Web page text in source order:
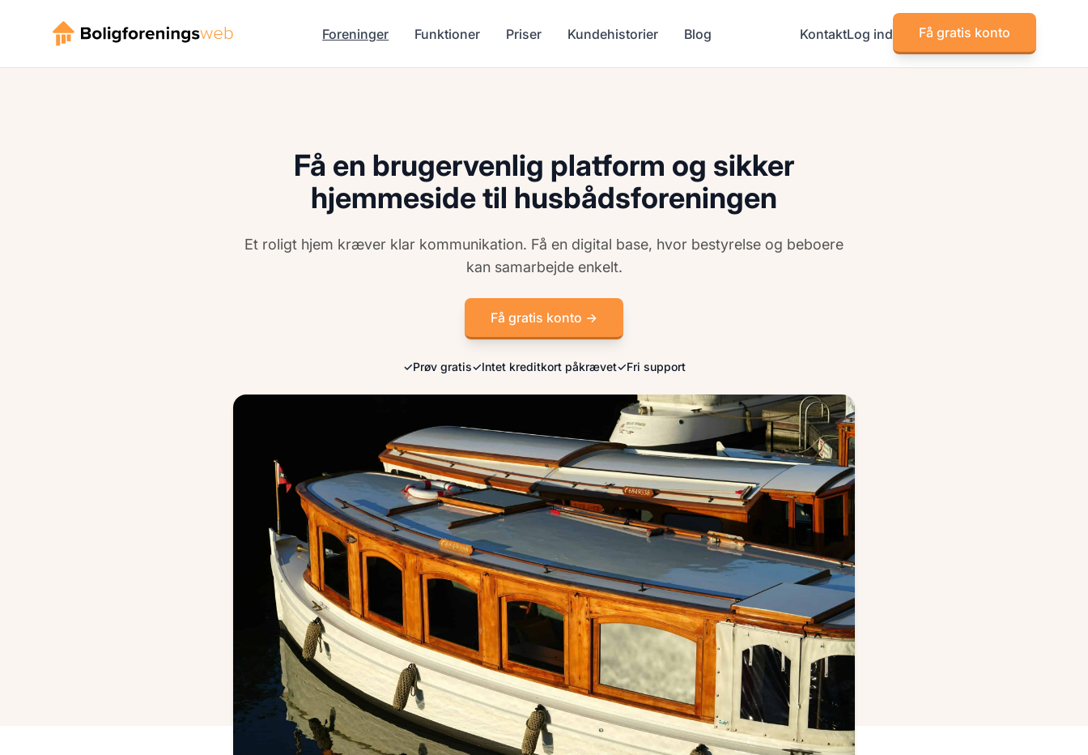
Foreninger Funktioner Priser Kundehistorier Blog KontaktLog ind Få gratis konto
Få en brugervenlig platform og sikker
hjemmeside til husbådsforeningen
Et roligt hjem kræver klar kommunikation. Få en digital base, hvor bestyrelse og beboere
kan samarbejde enkelt.
Få gratis konto →
✓Prøv gratis✓Intet kreditkort påkrævet✓Fri support